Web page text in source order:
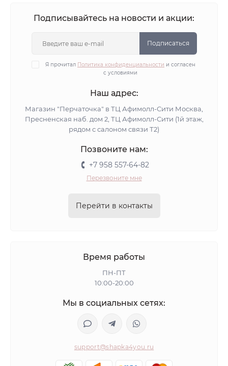
Подписывайтесь на новости и акции:
Подписаться
Я прочитал Политика конфиденциальности и согласен
с условиями
Наш адрес:
Магазин "Перчаточка" в ТЦ Афимолл-Сити Москва,
Пресненская наб. дом 2, ТЦ Афимолл-Сити (1й этаж,
рядом с салоном связи Т2)
Позвоните нам:
+7 958 557-64-82
Перезвоните мне
Перейти в контакты
Время работы
ПН-ПТ
10:00-20:00
Мы в социальных сетях:
support@shapka4you.ru